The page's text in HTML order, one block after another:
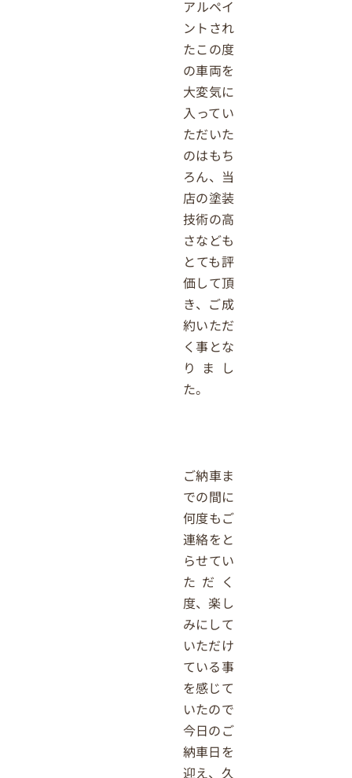
アルペイ
ントされ
たこの度
の車両を
大変気に
入ってい
ただいた
のはもち
ろん、当
店の塗装
技術の高
さなども
とても評
価して頂
き、ご成
約いただ
く事とな
りまし
た。
ご納車ま
での間に
何度もご
連絡をと
らせてい
ただく
度、楽し
みにして
いただけ
ている事
を感じて
いたので
今日のご
納車日を
迎え、久